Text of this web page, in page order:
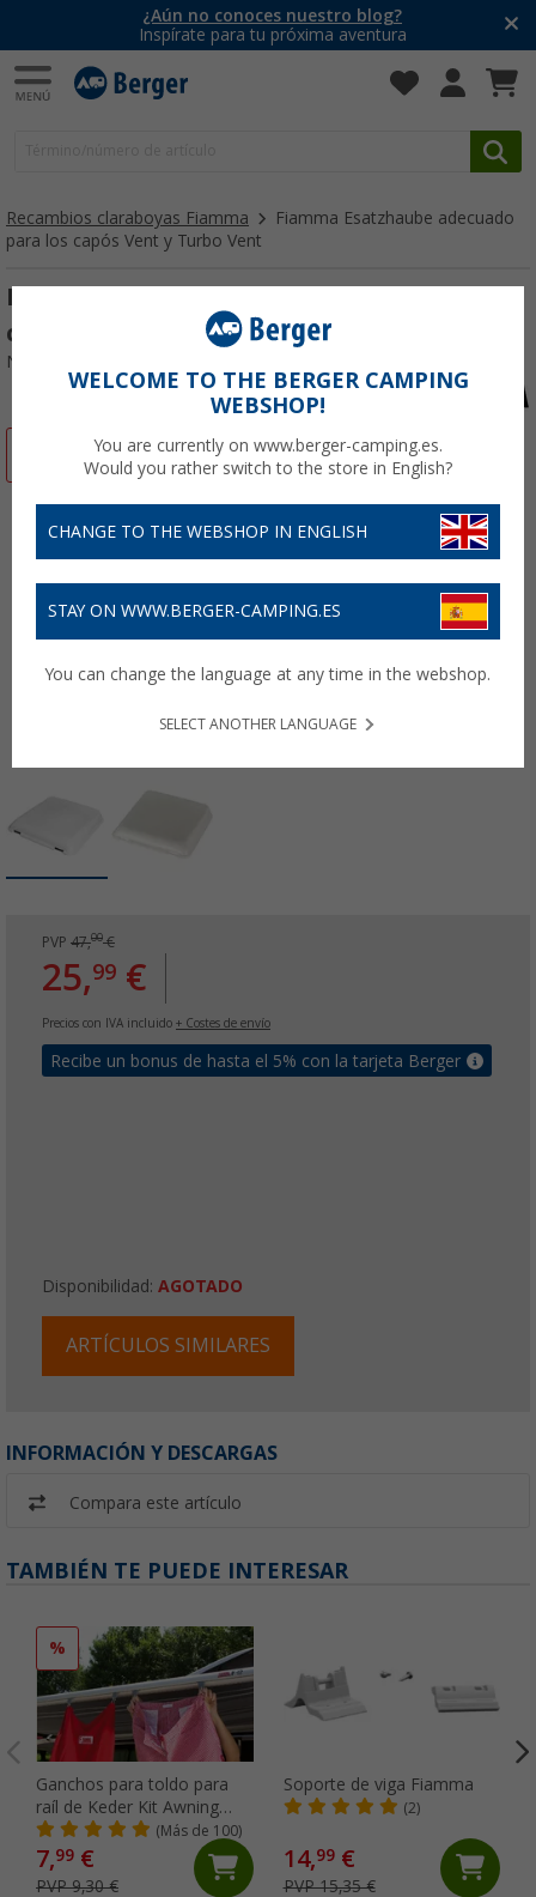
¿Aún no conoces nuestro blog?
Inspírate para tu próxima aventura
Recambios claraboyas Fiamma
Fiamma Esatzhaube adecuado
para los capós Vent y Turbo Vent
Fiamma Esatzhaube adecuado para los
capós Vent y Turbo Vent
Nº de artículo 220002CP
PVP 47,00€
25,99 €
Precios con IVA incluido + Costes de envío
Recibe un bonus de hasta el 5% con la tarjeta Berger
Disponibilidad: AGOTADO
ARTÍCULOS SIMILARES
INFORMACIÓN Y DESCARGAS
Compara este artículo
TAMBIÉN TE PUEDE INTERESAR
%
Ganchos para toldo para
raíl de Keder Kit Awning
Hangers Fiamma(Más de 100)
7,99 €
PVP 9,30 €
Soporte de viga Fiamma
(2)
14,99€
PVP 15,35 €
WELCOME TO THE BERGER CAMPING
WEBSHOP!
You are currently on www.berger-camping.es.
Would you rather switch to the store in English?
CHANGE TO THE WEBSHOP IN ENGLISH
STAY ON WWW.BERGER-CAMPING.ES
You can change the language at any time in the webshop.
SELECT ANOTHER LANGUAGE